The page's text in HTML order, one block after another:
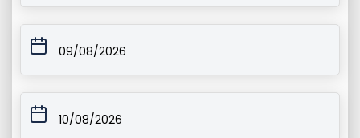
09/08/2026
10/08/2026